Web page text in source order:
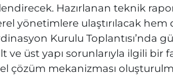
Hazırlanan teknik
yönetimlere ulaştırılacak hem
Kurulu Toplantısı’nda
ve üst yapı sorunlarıyla ilgili bir
çözüm mekanizması